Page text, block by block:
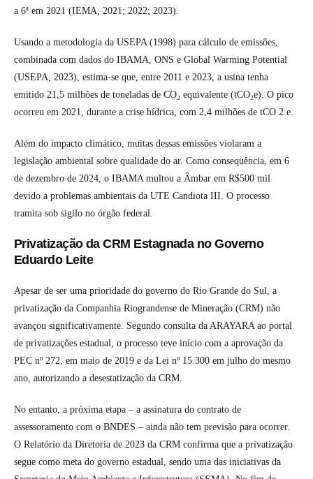
a 6ª em 2021 (IEMA, 2021; 2022; 2023).
Usando a metodologia da USEPA (1998) para cálculo de emissões,
combinada com dados do IBAMA, ONS e Global Warming Potential
(USEPA, 2023), estima-se que, entre 2011 e 2023, a usina tenha
emitido 21,5 milhões de toneladas de CO₂ equivalente (tCO₂e). O pico
ocorreu em 2021, durante a crise hídrica, com 2,4 milhões de tCO 2 e.
Além do impacto climático, muitas dessas emissões violaram a
legislação ambiental sobre qualidade do ar. Como consequência, em 6
de dezembro de 2024, o IBAMA multou a Âmbar em R$500 mil
devido a problemas ambientais da UTE Candiota III. O processo
tramita sob sigilo no órgão federal.
Privatização da CRM Estagnada no Governo
Eduardo Leite
Apesar de ser uma prioridade do governo do Rio Grande do Sul, a
privatização da Companhia Riograndense de Mineração (CRM) não
avançou significativamente. Segundo consulta da ARAYARA ao portal
de privatizações estadual, o processo teve início com a aprovação da
PEC nº 272, em maio de 2019 e da Lei nº 15.300 em julho do mesmo
ano, autorizando a desestatização da CRM.
No entanto, a próxima etapa – a assinatura do contrato de
assessoramento com o BNDES – ainda não tem previsão para ocorrer.
O Relatório da Diretoria de 2023 da CRM confirma que a privatização
segue como meta do governo estadual, sendo uma das iniciativas da